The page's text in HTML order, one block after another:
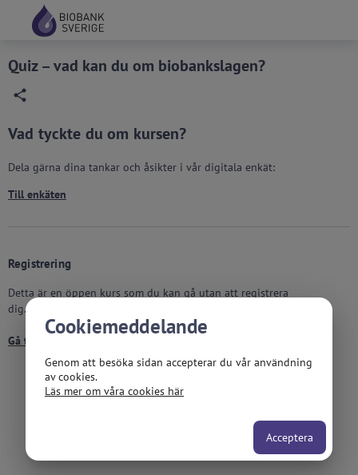
Grade
Portal
Quiz – vad kan du om biobankslagen?
Vad tyckte du om kursen?
Dela gärna dina tankar och åsikter i vår digitala enkät:
Till enkäten
Registrering
Detta är en öppen kurs som du kan gå utan att registrera
dig.
Gå till kursen
Cookiemeddelande
Genom att besöka sidan accepterar du vår användning
av cookies.
Läs mer om våra cookies här
Acceptera